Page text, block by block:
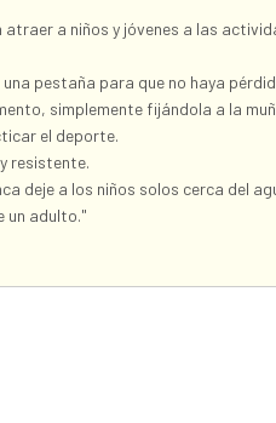
a niños y jóvenes a las
pestaña para que no haya
simplemente fijándola a la
el deporte.
resistente.
deje a los niños solos cerca del
un adulto."